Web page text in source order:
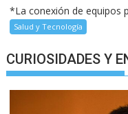
*La conexión de equipos
Salud y Tecnología
CURIOSIDADES Y